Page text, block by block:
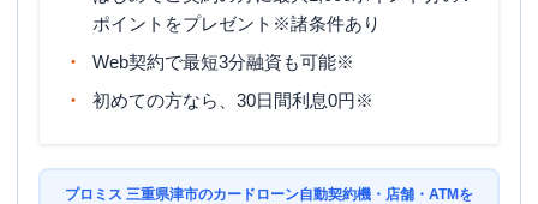
ATM営業時間
土曜：-
✕
住所 三重県津市高茶屋小森町３９３－４
ポイントをプレゼント※諸条件あり
Web契約で最短3分融資も可能※
初めての方なら、30日間利息0円※
プロミス 三重県津市のカードローン自動契約機・店舗・ATMを